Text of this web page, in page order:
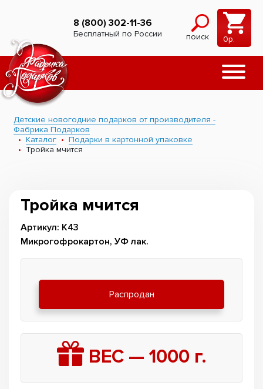
8 (800) 302-11-36
Бесплатный по России поиск 0р.
Детские новогодние подарков от производителя -
Фабрика Подарков
Каталог
Подарки в картонной упаковке
Тройка мчится
Тройка мчится
Артикул: К43
Микрогофрокартон, УФ лак.
Распродан
ВЕС — 1000г.